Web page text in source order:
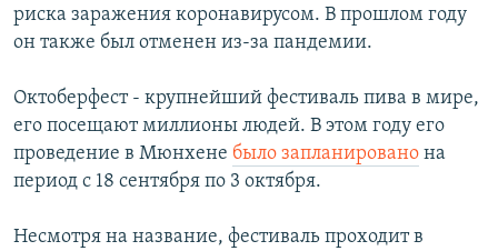
риска заражения коронавирусом. В прошлом году
он также был отменен из-за пандемии.
Октоберфест - крупнейший фестиваль пива в мире,
его посещают миллионы людей. В этом году его
проведение в Мюнхене было запланировано на
период с 18 сентября по 3 октября.
Несмотря на название, фестиваль проходит в